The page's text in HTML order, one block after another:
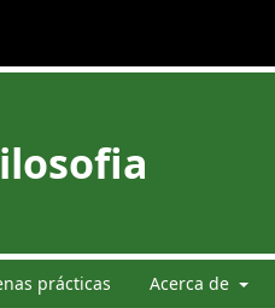
prácticas Acerca de